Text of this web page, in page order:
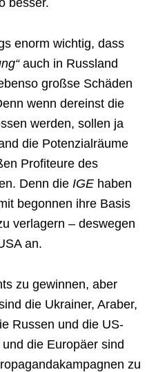
enorm wichtig, dass
auch in Russland
großse Schäden
wenn dereinst die
werden, sollen ja
die Potenzialräume
Profiteure des
Denn die IGE haben
begonnen ihre Basis
verlagern – deswegen
an.
zu gewinnen, aber
die Ukrainer, Araber,
Russen und die US-
die Europäer sind
zu